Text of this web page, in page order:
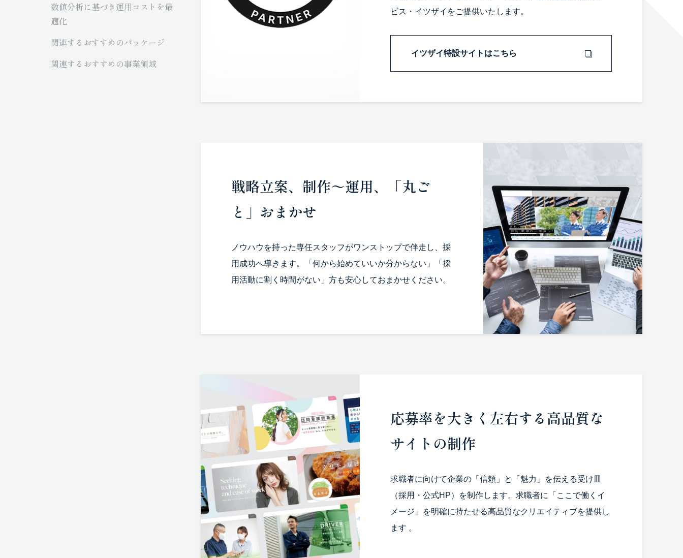
数値分析に基づき運用コストを最
適化
関連するおすすめのパッケージ
関連するおすすめの事業領域
ビス・イツザイをご提供いたします。
イツザイ特設サイトはこちら
戦略立案、制作～運用、「丸ご
と」おまかせ
ノウハウを持った専任スタッフがワンストップで伴走し、採
用成功へ導きます。「何から始めていいか分からない」「採
用活動に割く時間がない」方も安心しておまかせください。
応募率を大きく左右する高品質な
サイトの制作
求職者に向けて企業の「信頼」と「魅力」を伝える受け皿
（採用・公式HP）を制作します。求職者に「ここで働くイ
メージ」を明確に持たせる高品質なクリエイティブを提供し
ます 。